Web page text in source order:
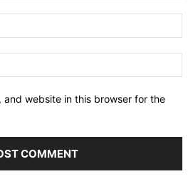
and website in this browser for the